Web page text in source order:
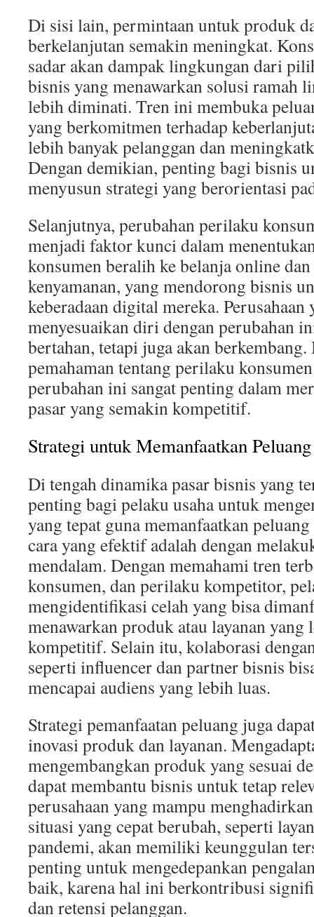
Di sisi lain, permintaan untuk produk
berkelanjutan semakin meningkat.
sadar akan dampak lingkungan dari
bisnis yang menawarkan solusi ramah
lebih diminati. Tren ini membuka
yang berkomitmen terhadap
lebih banyak pelanggan dan
Dengan demikian, penting bagi bisnis
menyusun strategi yang berorientasi
Selanjutnya, perubahan perilaku
menjadi faktor kunci dalam
konsumen beralih ke belanja online
kenyamanan, yang mendorong bisnis
keberadaan digital mereka. Perusahaan
menyesuaikan diri dengan perubahan
bertahan, tetapi juga akan
pemahaman tentang perilaku
perubahan ini sangat penting dalam
pasar yang semakin kompetitif.
Strategi untuk Memanfaatkan Peluang
Di tengah dinamika pasar bisnis yang
penting bagi pelaku usaha untuk
yang tepat guna memanfaatkan
cara yang efektif adalah dengan
mendalam. Dengan memahami tren
konsumen, dan perilaku kompetitor,
mengidentifikasi celah yang bisa
menawarkan produk atau layanan yang
kompetitif. Selain itu, kolaborasi
seperti influencer dan partner bisnis
mencapai audiens yang lebih luas.
Strategi pemanfaatan peluang juga
inovasi produk dan layanan.
mengembangkan produk yang sesuai
dapat membantu bisnis untuk tetap
perusahaan yang mampu
situasi yang cepat berubah, seperti
pandemi, akan memiliki keunggulan
penting untuk mengedepankan
baik, karena hal ini berkontribusi
dan retensi pelanggan.